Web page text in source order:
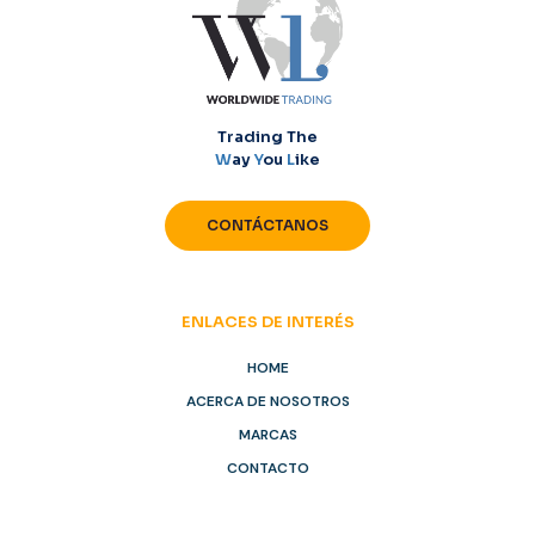
Trading The
WayYou Like
CONTÁCTANOS
ENLACES DE INTERÉS
HOME
ACERCA DE NOSOTROS
MARCAS
CONTACTO